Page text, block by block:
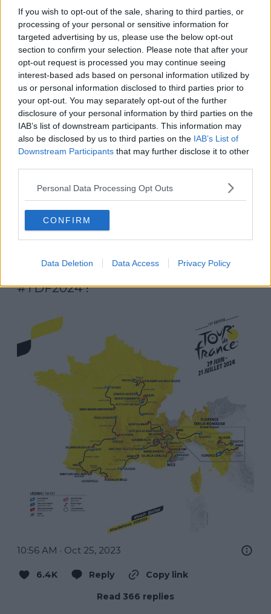
If you wish to opt-out of the sale, sharing to third parties, or
processing of your personal or sensitive information for
targeted advertising by us, please use the below opt-out
section to confirm your selection. Please note that after your
opt-out request is processed you may continue seeing
interest-based ads based on personal information utilized by
us or personal information disclosed to third parties prior to
your opt-out. You may separately opt-out of the further
disclosure of your personal information by third parties on the
IAB’s list of downstream participants. This information may
also be disclosed by us to third parties on the IAB’s List of
Downstream Participants that may further disclose it to other
Personal Data Processing Opt Outs
CONFIRM
Data Deletion Data Access Privacy Policy
Aufstellung: Mathieu Burgaudeau; Steff Cras;
Anthony Turgis; Jordan Jegat; Thomas Gachignard;
Mattéo Vercher; Sandy Dujardin; Fabien Grellier
Bahrain - Victorious
Aufstellung: Nikias Arndt; Phil Bauhaus; Pello Bilbao;
Santiago Buitrago; Jack Haig; Matej Mohoric; Wout
Poels; Fred Wright
Tour de France™
#TDF2024!
#TDF2024 !
10:56 AM · Oct 25, 2023
6.4K Reply
Copy link
Read 366 replies